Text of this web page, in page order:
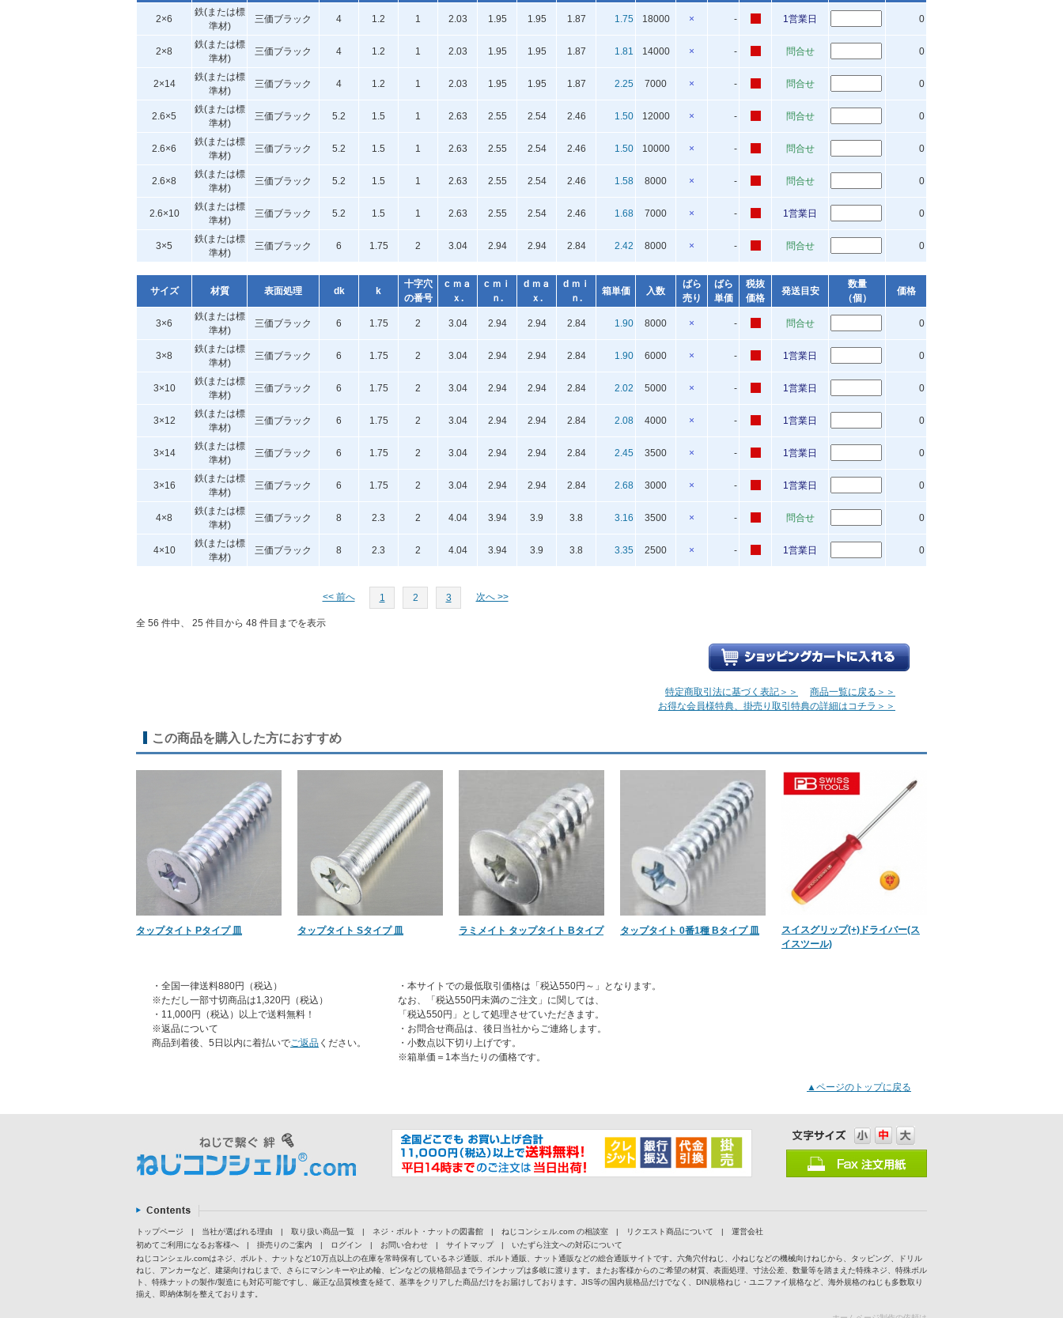
2×6
鉄(または標
準材)
三価ブラック 4 1.2 1 2.03 1.95 1.95 1.87 1.75 18000 × - 1営業日 0
2×8
鉄(または標
準材)
三価ブラック 4 1.2 1 2.03 1.95 1.95 1.87 1.81 14000 × - 問合せ 0
2×14
鉄(または標
準材)
三価ブラック 4 1.2 1 2.03 1.95 1.95 1.87 2.25 7000 × - 問合せ 0
2.6×5
鉄(または標
準材)
三価ブラック 5.2 1.5 1 2.63 2.55 2.54 2.46 1.50 12000 × - 問合せ 0
2.6×6
鉄(または標
準材)
三価ブラック 5.2 1.5 1 2.63 2.55 2.54 2.46 1.50 10000 × - 問合せ 0
2.6×8
鉄(または標
準材)
三価ブラック 5.2 1.5 1 2.63 2.55 2.54 2.46 1.58 8000 × - 問合せ 0
2.6×10
鉄(または標
準材)
三価ブラック 5.2 1.5 1 2.63 2.55 2.54 2.46 1.68 7000 × - 1営業日 0
3×5
鉄(または標
準材)
三価ブラック 6 1.75 2 3.04 2.94 2.94 2.84 2.42 8000 × - 問合せ 0
サイズ 材質 表面処理 dk k
十字穴
の番号
c ｍａ
ｘ.
c ｍｉ
ｎ.
d ｍａ
ｘ.
d ｍｉ
ｎ.
箱単価 入数
ばら
売り
ばら
単価
税抜
価格
発送目安
数量
（個）
価格
3×6
鉄(または標
準材)
三価ブラック 6 1.75 2 3.04 2.94 2.94 2.84 1.90 8000 × - 問合せ 0
3×8
鉄(または標
準材)
三価ブラック 6 1.75 2 3.04 2.94 2.94 2.84 1.90 6000 × - 1営業日 0
3×10
鉄(または標
準材)
三価ブラック 6 1.75 2 3.04 2.94 2.94 2.84 2.02 5000 × - 1営業日 0
3×12
鉄(または標
準材)
三価ブラック 6 1.75 2 3.04 2.94 2.94 2.84 2.08 4000 × - 1営業日 0
3×14
鉄(または標
準材)
三価ブラック 6 1.75 2 3.04 2.94 2.94 2.84 2.45 3500 × - 1営業日 0
3×16
鉄(または標
準材)
三価ブラック 6 1.75 2 3.04 2.94 2.94 2.84 2.68 3000 × - 1営業日 0
4×8
鉄(または標
準材)
三価ブラック 8 2.3 2 4.04 3.94 3.9 3.8 3.16 3500 × - 問合せ 0
4×10
鉄(または標
準材)
三価ブラック 8 2.3 2 4.04 3.94 3.9 3.8 3.35 2500 × - 1営業日 0
<< 前へ 1 2 3 次へ >>
全 56 件中、 25 件目から 48 件目までを表示
特定商取引法に基づく表記＞＞
商品一覧に戻る＞＞
お得な会員様特典、掛売り取引特典の詳細はコチラ＞＞
この商品を購入した方におすすめ
タップタイト Pタイプ 皿 タップタイト Sタイプ 皿 ラミメイト タップタイト Bタイプ タップタイト 0番1種 Bタイプ 皿
スイスグリップ(+)ドライバー(ス
イスツール)
・全国一律送料880円（税込）
※ただし一部寸切商品は1,320円（税込）
・11,000円（税込）以上で送料無料！
※返品について
商品到着後、5日以内に着払いでご返品 ください。
・本サイトでの最低取引価格は「税込550円～」となります。
なお、「税込550円未満のご注文」に関しては、
「税込550円」として処理させていただきます。
・お問合せ商品は、後日当社からご連絡します。
・小数点以下切り上げです。
※箱単価＝1本当たりの価格です。
▲ページのトップに戻る
トップページ | 当社が選ばれる理由 | 取り扱い商品一覧 | ネジ・ボルト・ナットの図書館 | ねじコンシェル.com の相談室 | リクエスト商品について |
運営会社
初めてご利用になるお客様へ
| 掛売りのご案内 | ログイン | お問い合わせ | サイトマップ | いたずら注文への対応について
ねじコンシェル.comはネジ、ボルト、ナットなど10万点以上の在庫を常時保有しているネジ通販、ボルト通販、ナット通販などの総合通販サイトです。六角穴付ねじ、小ねじなどの機械向けねじから、タッピング、ドリル
ねじ、アンカーなど、建築向けねじまで、さらにマシンキーや止め輪、ピンなどの規格部品までラインナップは多岐に渡ります。またお客様からのご希望の材質、表面処理、寸法公差、数量等を踏まえた特殊ネジ、特殊ボル
ト、特殊ナットの製作/製造にも対応可能ですし、厳正な品質検査を経て、基準をクリアした商品だけをお届けしております。JIS等の国内規格品だけでなく、DIN規格ねじ・ユニファイ規格など、海外規格のねじも多数取り
揃え、即納体制を整えております。